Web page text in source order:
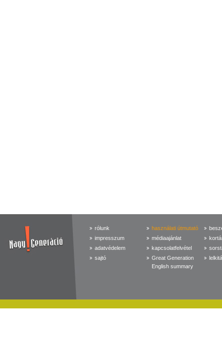
rólunk
impresszum
adatvédelem
sajtó
használati útmutató
médiaajánlat
kapcsolatfelvétel
Great Generation
English summary